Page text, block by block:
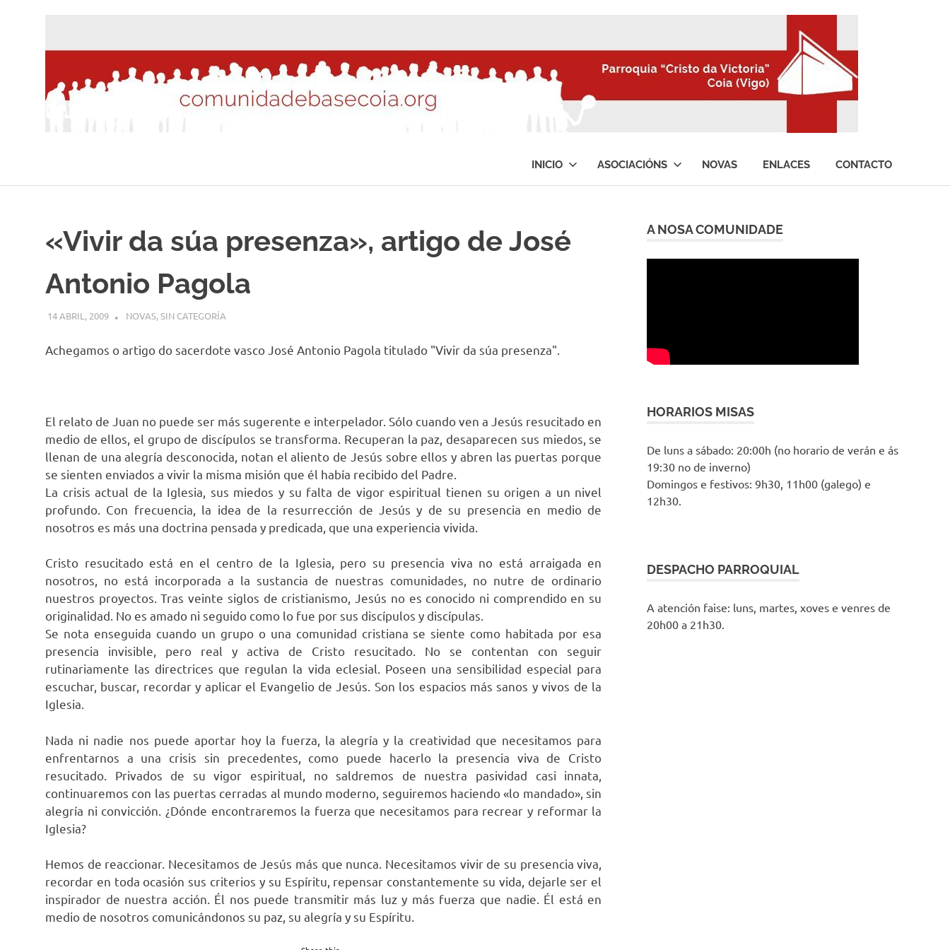
INICIO ASOCIACIÓNS NOVAS ENLACES CONTACTO
«Vivir da súa presenza», artigo de José
Antonio Pagola
14 ABRIL, 2009 DESARROLLO
NOVAS,SIN CATEGORÍA
Achegamos o artigo do sacerdote vasco José Antonio Pagola titulado "Vivir da súa presenza".
El relato de Juan no puede ser más sugerente e interpelador. Sólo cuando ven a Jesús resucitado en
medio de ellos, el grupo de discípulos se transforma. Recuperan la paz, desaparecen sus miedos, se
llenan de una alegría desconocida, notan el aliento de Jesús sobre ellos y abren las puertas porque
se sienten enviados a vivir la misma misión que él había recibido del Padre.
La crisis actual de la Iglesia, sus miedos y su falta de vigor espiritual tienen su origen a un nivel
profundo. Con frecuencia, la idea de la resurrección de Jesús y de su presencia en medio de
nosotros es más una doctrina pensada y predicada, que una experiencia vivida.
Cristo resucitado está en el centro de la Iglesia, pero su presencia viva no está arraigada en
nosotros, no está incorporada a la sustancia de nuestras comunidades, no nutre de ordinario
nuestros proyectos. Tras veinte siglos de cristianismo, Jesús no es conocido ni comprendido en su
originalidad. No es amado ni seguido como lo fue por sus discípulos y discípulas.
Se nota enseguida cuando un grupo o una comunidad cristiana se siente como habitada por esa
presencia invisible, pero real y activa de Cristo resucitado. No se contentan con seguir
rutinariamente las directrices que regulan la vida eclesial. Poseen una sensibilidad especial para
escuchar, buscar, recordar y aplicar el Evangelio de Jesús. Son los espacios más sanos y vivos de la
Iglesia.
Nada ni nadie nos puede aportar hoy la fuerza, la alegría y la creatividad que necesitamos para
enfrentarnos a una crisis sin precedentes, como puede hacerlo la presencia viva de Cristo
resucitado. Privados de su vigor espiritual, no saldremos de nuestra pasividad casi innata,
continuaremos con las puertas cerradas al mundo moderno, seguiremos haciendo «lo mandado», sin
alegría ni convicción. ¿Dónde encontraremos la fuerza que necesitamos para recrear y reformar la
Iglesia?
Hemos de reaccionar. Necesitamos de Jesús más que nunca. Necesitamos vivir de su presencia viva,
recordar en toda ocasión sus criterios y su Espíritu, repensar constantemente su vida, dejarle ser el
inspirador de nuestra acción. Él nos puede transmitir más luz y más fuerza que nadie. Él está en
medio de nosotros comunicándonos su paz, su alegría y su Espíritu.
A NOSA COMUNIDADE
HORARIOS MISAS
De luns a sábado: 20:00h (no horario de verán e ás
19:30 no de inverno)
Domingos e festivos: 9h30, 11h00 (galego) e
12h30.
DESPACHO PARROQUIAL
A atención faise: luns, martes, xoves e venres de
20h00 a 21h30.